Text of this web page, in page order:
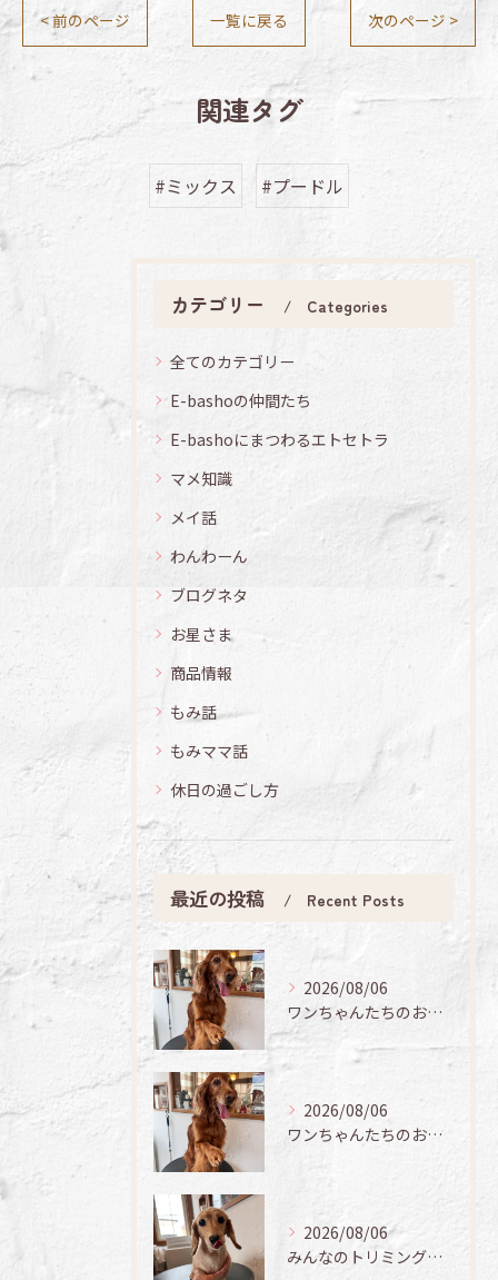
< 前のページ 一覧に戻る 次のページ >
関連タグ
#ミックス #プードル
カテゴリー Categories
全てのカテゴリー
E-bashoの仲間たち
E-bashoにまつわるエトセトラ
マメ知識
メイ話
わんわーん
ブログネタ
お星さま
商品情報
もみ話
もみママ話
休日の過ごし方
最近の投稿 Recent Posts
2026/08/06
ワンちゃんたちのお手入れ日記🐶✨
2026/08/06
ワンちゃんたちのお手入れ日記🐶✨
2026/08/06
みんなのトリミング日記🌟